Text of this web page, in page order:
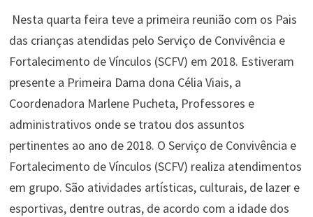
Nesta quarta feira teve a primeira reunião com os Pais
das crianças atendidas pelo Serviço de Convivência e
Fortalecimento de Vínculos (SCFV) em 2018. Estiveram
presente a Primeira Dama dona Célia Viais, a
Coordenadora Marlene Pucheta, Professores e
administrativos onde se tratou dos assuntos
pertinentes ao ano de 2018. O Serviço de Convivência e
Fortalecimento de Vínculos (SCFV) realiza atendimentos
em grupo. São atividades artísticas, culturais, de lazer e
esportivas, dentre outras, de acordo com a idade dos